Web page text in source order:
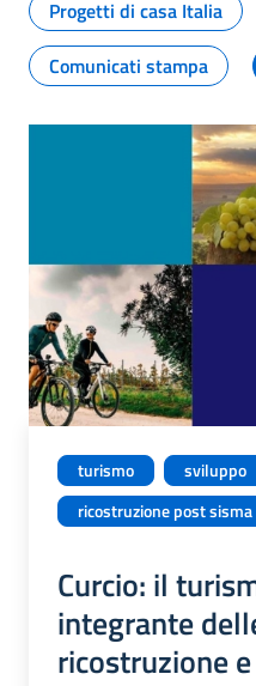
Progetti di casa Italia
Comunicati stampa
turismo
sviluppo
ricostruzione post sisma
Curcio: il
integrante
ricostruzione